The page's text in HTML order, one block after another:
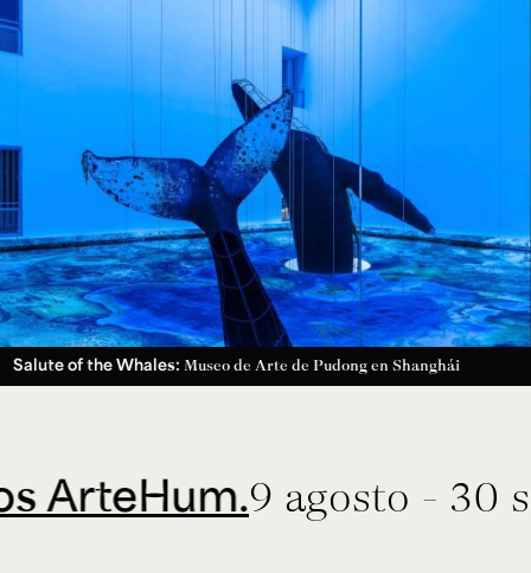
Salute of the Whales: Museo de Arte de Pudong en Shanghái
9 agosto - 30